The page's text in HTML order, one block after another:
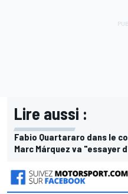
Lire aussi :
Fabio Quartararo dans le
Marc Márquez va "essayer